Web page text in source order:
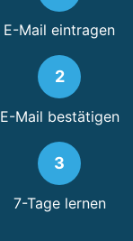
E-Mail eintragen
2
E-Mail bestätigen
3
7-Tage lernen